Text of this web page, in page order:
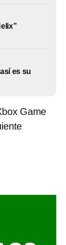
es su
Game